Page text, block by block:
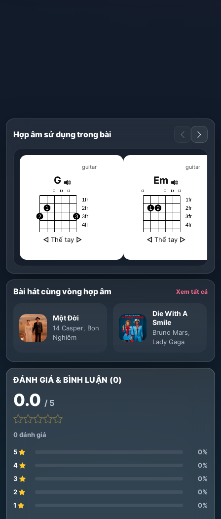
Hợp âm sử dụng trong bài
guitar
G
◁ Thế tay ▷
guitar
Em
◁ Thế tay ▷
Bài hát cùng vòng hợp âm Xem tất cả
Một Đời
14 Casper Bon
Nghiêm
Die With A
Smile
Bruno Mars
Lady Gaga
ĐÁNH GIÁ & BÌNH LUẬN (0)
0.0 / 5
0 đánh giá
5
0%
4
0%
3
0%
2
0%
1
0%